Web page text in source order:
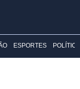
ESPORTES POLÍTICA